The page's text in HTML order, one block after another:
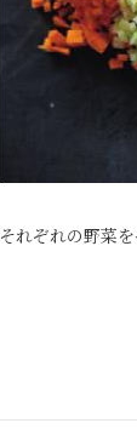
それぞれの野菜